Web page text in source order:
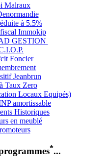
Malraux
à 5.5%
Immokip
GESTION
Foncier
Jeanbrun
Taux Zero
Locaux Equipés)
amortissable
Historiques
en meublé
*...